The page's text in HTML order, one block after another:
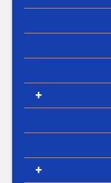
+
+